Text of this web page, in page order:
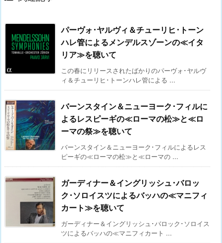
パーヴォ･ヤルヴィ＆チューリヒ･トーン
ハレ管によるメンデルスゾーンの≪イタ
リア≫を聴いて
この春にリリースされたばかりのパーヴォ･ヤルヴ
ィ＆チューリヒ･トーンハレ管による ...
バーンスタイン＆ニューヨーク･フィルに
よるレスピーギの≪ローマの松≫と≪ロ
ーマの祭≫を聴いて
バーンスタイン＆ニューヨーク･フィルによるレス
ピーギの≪ローマの松≫と≪ローマの ...
ガーディナー＆イングリッシュ･バロッ
ク･ソロイスツによるバッハの≪マニフィ
カート≫を聴いて
ガーディナー＆イングリッシュ･バロック･ソロイス
ツによるバッハの≪マニフィカート ...